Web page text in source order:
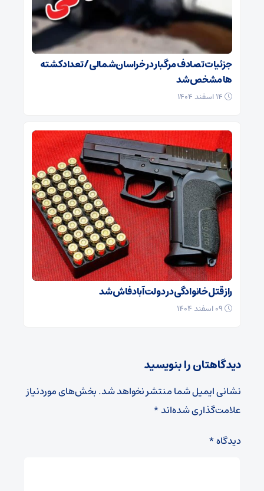
جزئیات تصادف مرگبار در خراسان‌شمالی/ تعداد کشته
ها مشخص شد
راز قتل خانوادگی در دولت‌آباد فاش شد
دیدگاهتان را بنویسید
نشانی ایمیل شما منتشر نخواهد شد.بخش‌های موردنیاز
علامت‌گذاری شده‌اند*
دیدگاه*